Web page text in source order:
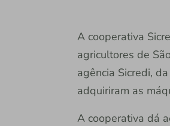
A cooperativa
agricultores de
agência Sicredi,
adquiriram as
A cooperativa dá